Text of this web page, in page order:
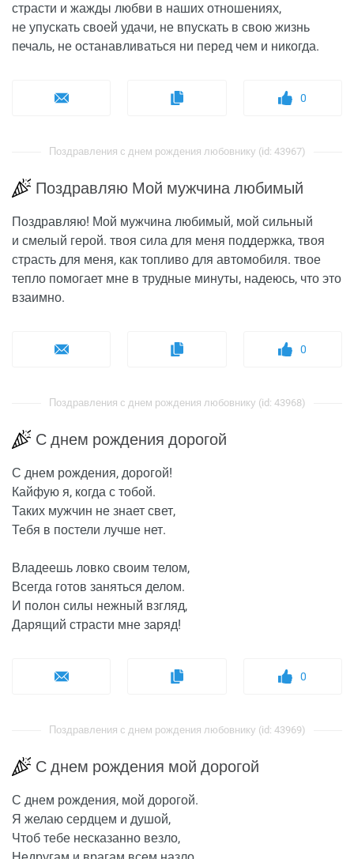
страсти и жажды любви в наших отношениях,
не упускать своей удачи, не впускать в свою жизнь
печаль, не останавливаться ни перед чем и никогда.
0
Поздравления с днем рождения любовнику (id: 43967)
Поздравляю Мой мужчина любимый
Поздравляю! Мой мужчина любимый, мой сильный
и смелый герой. твоя сила для меня поддержка, твоя
страсть для меня, как топливо для автомобиля. твое
тепло помогает мне в трудные минуты, надеюсь, что это
взаимно.
0
Поздравления с днем рождения любовнику (id: 43968)
С днем рождения дорогой
С днем рождения, дорогой!
Кайфую я, когда с тобой.
Таких мужчин не знает свет,
Тебя в постели лучше нет.
Владеешь ловко своим телом,
Всегда готов заняться делом.
И полон силы нежный взгляд,
Дарящий страсти мне заряд!
0
Поздравления с днем рождения любовнику (id: 43969)
С днем рождения мой дорогой
С днем рождения, мой дорогой.
Я желаю сердцем и душой,
Чтоб тебе несказанно везло,